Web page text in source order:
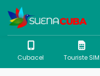
Cubacel Touriste SIM